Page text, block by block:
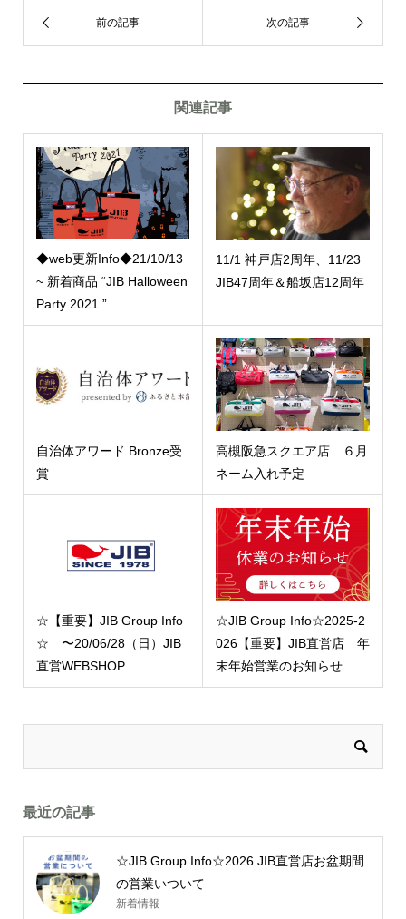
関連記事
◆web更新Info◆21/10/13
~ 新着商品 “JIB Halloween
Party 2021 ”
11/1 神戸店2周年、11/23
JIB47周年＆船坂店12周年
自治体アワード Bronze受
賞
高槻阪急スクエア店 ６月
ネーム入れ予定
☆【重要】JIB Group Info
☆ 〜20/06/28（日）JIB
直営WEBSHOP
☆JIB Group Info☆2025-2
026【重要】JIB直営店 年
末年始営業のお知らせ
最近の記事
☆JIB Group Info☆2026 JIB直営店お盆期間
の営業いついて
新着情報